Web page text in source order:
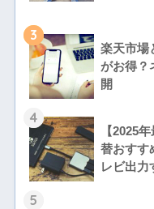
3
楽天市場
がお得？
開
4
【2025
替おすす
レビ出力
5